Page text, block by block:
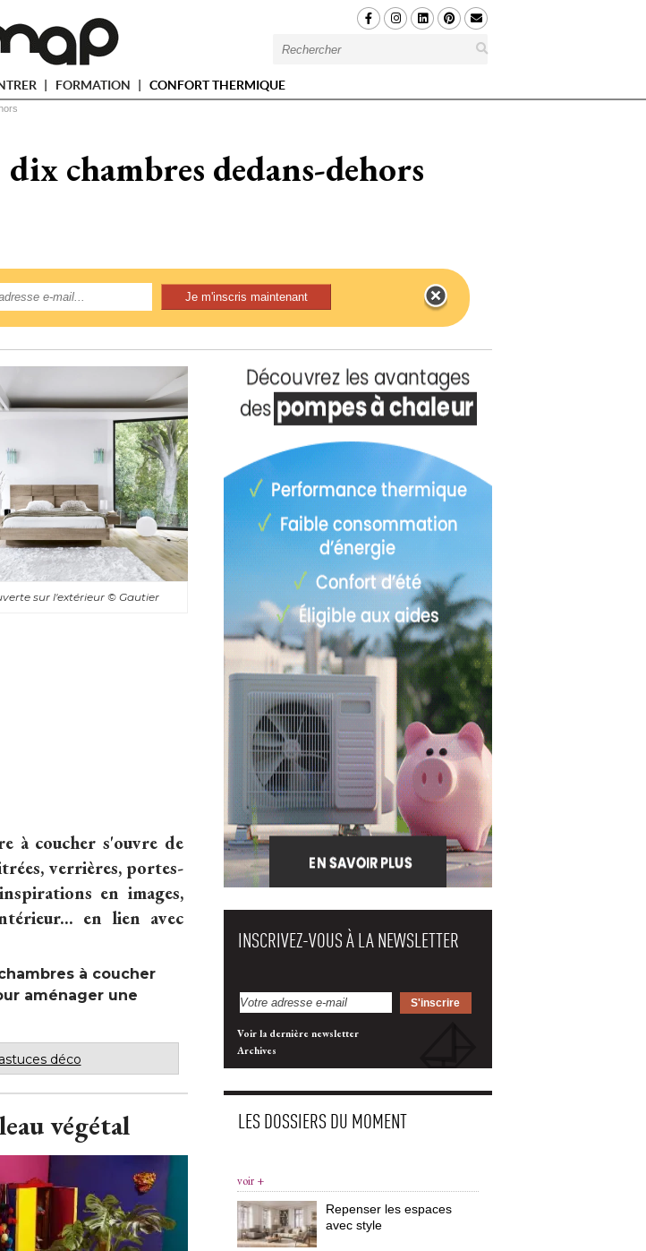
FORMATION CONFORT THERMIQUE
chambres dedans-dehors
sur l'extérieur © Gautier
à coucher s'ouvre de
verrières, portes-
en images,
en lien avec
à coucher
aménager une
déco
végétal
INSCRIVEZ-VOUS À LA NEWSLETTER
Voir la dernière newsletter
Archives
LES DOSSIERS DU MOMENT
voir +
Repenser les espaces
avec style